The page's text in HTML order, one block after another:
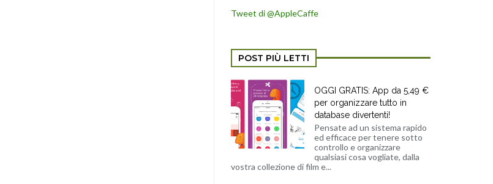
Tweet di @AppleCaffe
POST PIÙ LETTI
OGGI GRATIS: App da 5,49 €
per organizzare tutto in
database divertenti!
Pensate ad un sistema rapido
ed efficace per tenere sotto
controllo e organizzare
qualsiasi cosa vogliate, dalla
vostra collezione di film e...